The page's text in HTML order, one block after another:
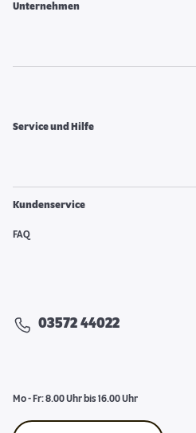
Unternehmen
Service und Hilfe
Kundenservice
FAQ
03572 44022
Mo - Fr: 8.00 Uhr bis 16.00 Uhr